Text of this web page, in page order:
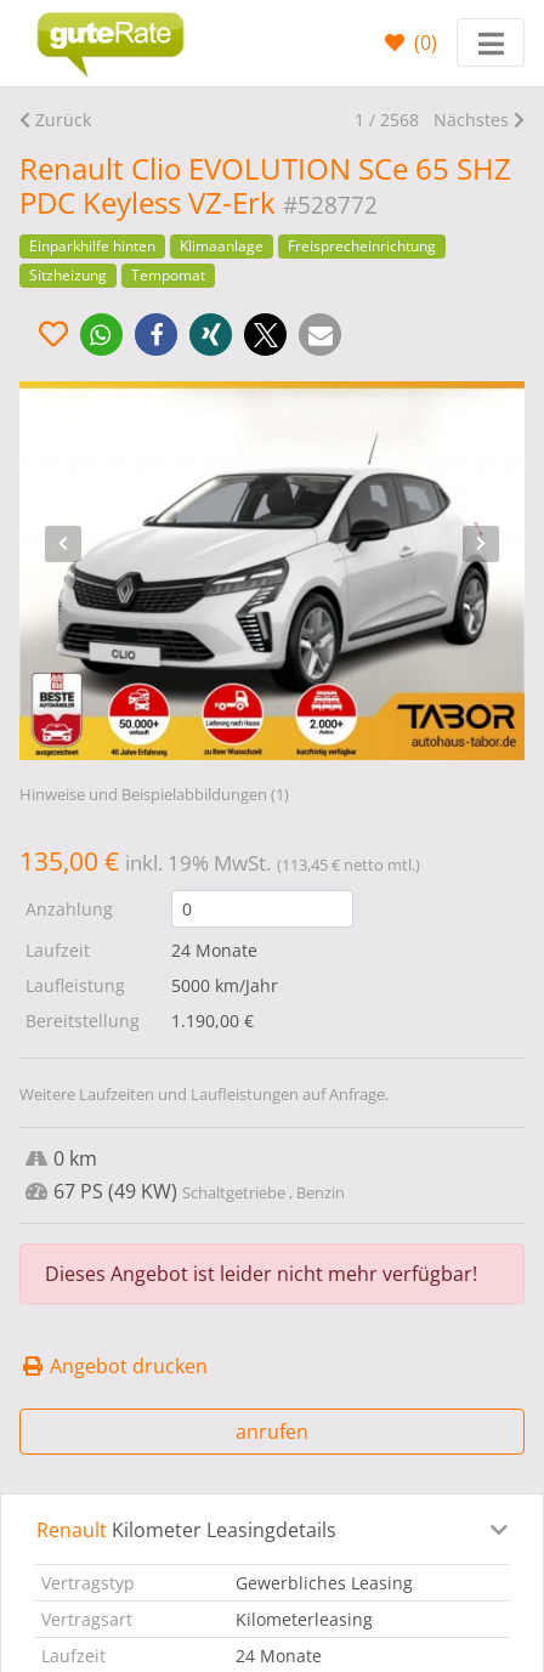
(0)
Zurück 1 / 2568 Nächstes
Renault Clio EVOLUTION SCe 65 SHZ
PDC Keyless VZ-Erk #528772
Einparkhilfe hinten Klimaanlage
Freisprecheinrichtung
Sitzheizung
Tempomat
Hinweise und Beispielabbildungen (1)
135,00 € inkl. 19% MwSt. (113,45 € netto mtl.)
Anzahlung
Laufzeit
24 Monate
Laufleistung
5000 km/Jahr
Bereitstellung
1.190,00 €
Weitere Laufzeiten und Laufleistungen auf Anfrage.
0 km
67 PS (49 KW) Schaltgetriebe , Benzin
Dieses Angebot ist leider nicht mehr verfügbar!
Angebot drucken
anrufen
Leasingdetails Fahrzeugdetails
Renault Kilometer Leasingdetails
Vertragstyp
Gewerbliches Leasing
Vertragsart
Kilometerleasing
Laufzeit
24 Monate